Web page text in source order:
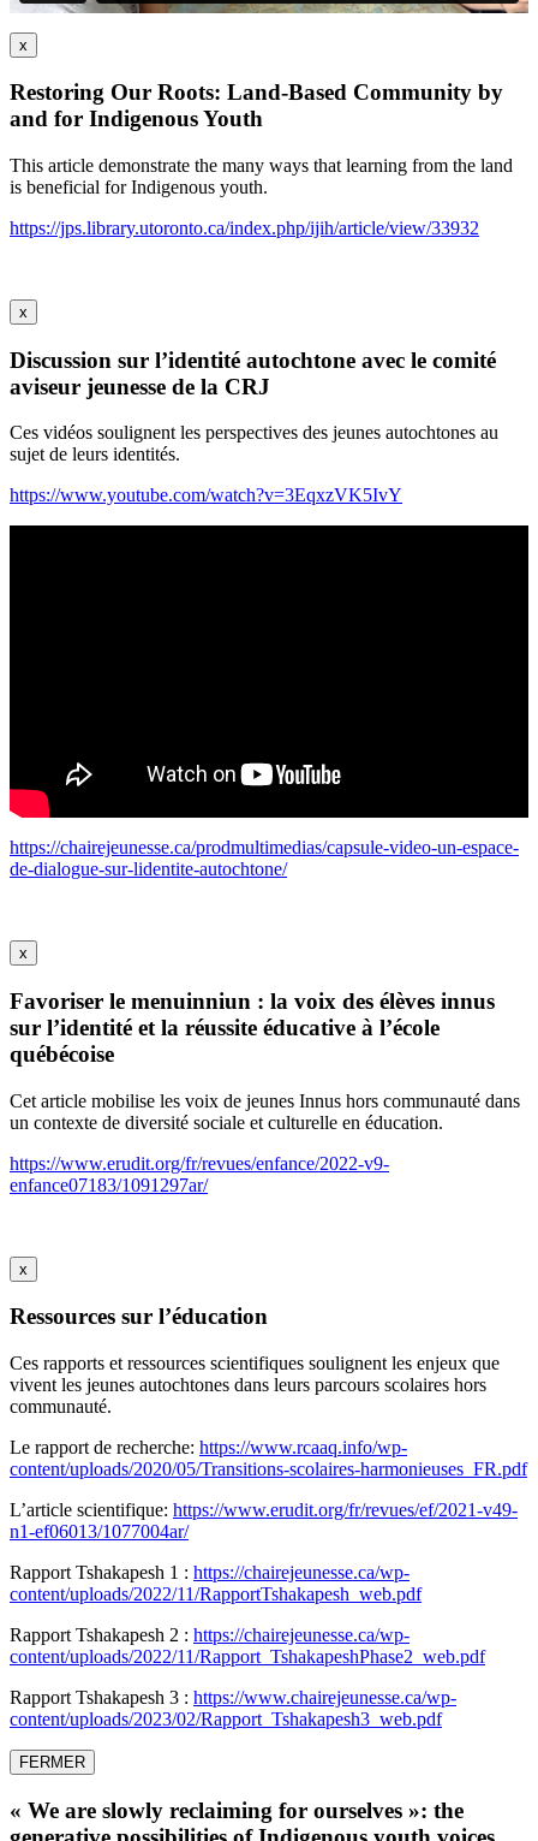
x
Restoring Our Roots: Land-Based Community by
and for Indigenous Youth
This article demonstrate the many ways that learning from the land
is beneficial for Indigenous youth.
https://jps.library.utoronto.ca/index.php/ijih/article/view/33932
x
Discussion sur l’identité autochtone avec le comité
aviseur jeunesse de la CRJ
Ces vidéos soulignent les perspectives des jeunes autochtones au
sujet de leurs identités.
https://www.youtube.com/watch?v=3EqxzVK5IvY
https://chairejeunesse.ca/prodmultimedias/capsule-video-un-espace-
de-dialogue-sur-lidentite-autochtone/
x
Favoriser le menuinniun : la voix des élèves innus
sur l’identité et la réussite éducative à l’école
québécoise
Cet article mobilise les voix de jeunes Innus hors communauté dans
un contexte de diversité sociale et culturelle en éducation.
https://www.erudit.org/fr/revues/enfance/2022-v9-
enfance07183/1091297ar/
x
Ressources sur l’éducation
Ces rapports et ressources scientifiques soulignent les enjeux que
vivent les jeunes autochtones dans leurs parcours scolaires hors
communauté.
Le rapport de recherche: https://www.rcaaq.info/wp-
content/uploads/2020/05/Transitions-scolaires-harmonieuses_FR.pdf
L’article scientifique: https://www.erudit.org/fr/revues/ef/2021-v49-
n1-ef06013/1077004ar/
Rapport Tshakapesh 1 : https://chairejeunesse.ca/wp-
content/uploads/2022/11/RapportTshakapesh_web.pdf
Rapport Tshakapesh 2 : https://chairejeunesse.ca/wp-
content/uploads/2022/11/Rapport_TshakapeshPhase2_web.pdf
Rapport Tshakapesh 3 : https://www.chairejeunesse.ca/wp-
content/uploads/2023/02/Rapport_Tshakapesh3_web.pdf
FERMER
« We are slowly reclaiming for ourselves »: the